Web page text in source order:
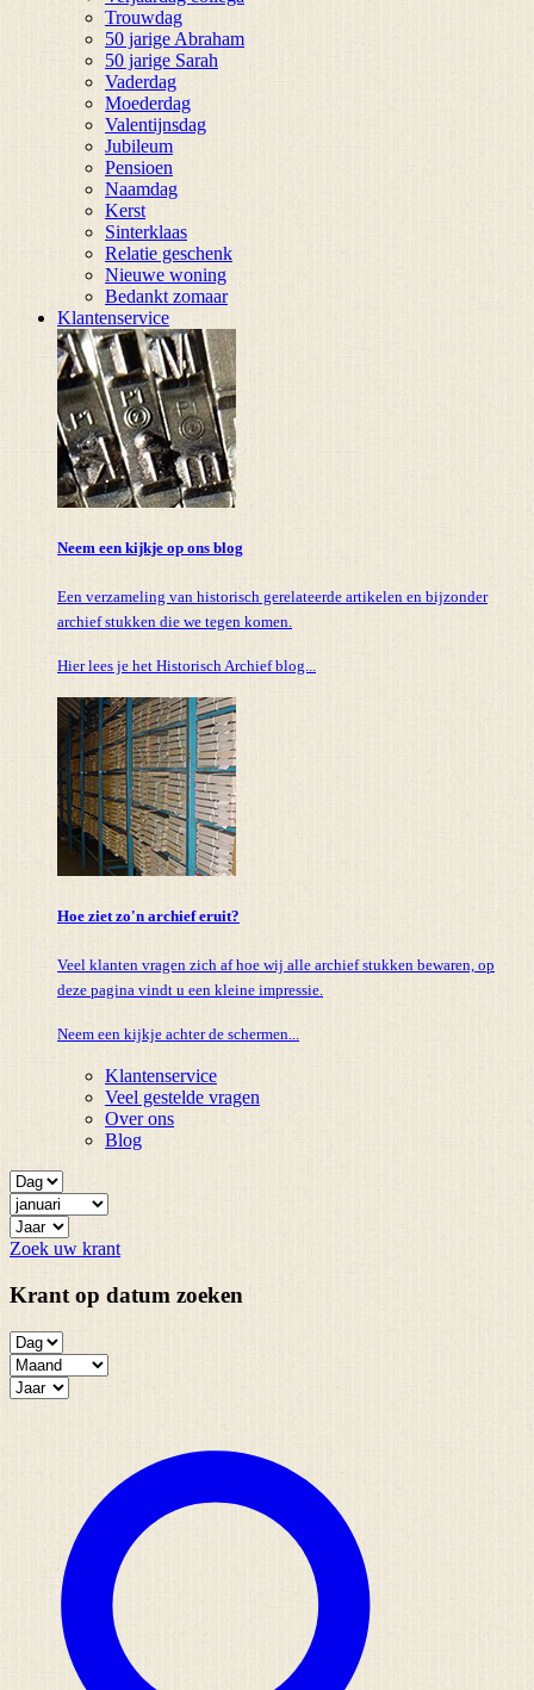
Trouwdag
50 jarige Abraham
50 jarige Sarah
Vaderdag
Moederdag
Valentijnsdag
Jubileum
Pensioen
Naamdag
Kerst
Sinterklaas
Relatie geschenk
Nieuwe woning
Bedankt zomaar
Klantenservice
Neem een kijkje op ons blog
Een verzameling van historisch gerelateerde artikelen en bijzonder
archief stukken die we tegen komen.
Hier lees je het Historisch Archief blog...
Hoe ziet zo'n archief eruit?
Veel klanten vragen zich af hoe wij alle archief stukken bewaren, op
deze pagina vindt u een kleine impressie.
Neem een kijkje achter de schermen...
Klantenservice
Veel gestelde vragen
Over ons
Blog
Zoek uw krant
Krant op datum zoeken